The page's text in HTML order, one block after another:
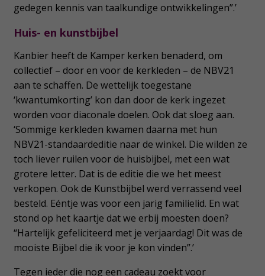
gedegen kennis van taalkundige ontwikkelingen”.’
Huis- en kunstbijbel
Kanbier heeft de Kamper kerken benaderd, om
collectief – door en voor de kerkleden – de NBV21
aan te schaffen. De wettelijk toegestane
‘kwantumkorting’ kon dan door de kerk ingezet
worden voor diaconale doelen. Ook dat sloeg aan.
‘Sommige kerkleden kwamen daarna met hun
NBV21-standaardeditie naar de winkel. Die wilden ze
toch liever ruilen voor de huisbijbel, met een wat
grotere letter. Dat is de editie die we het meest
verkopen. Ook de Kunstbijbel werd verrassend veel
besteld. Eéntje was voor een jarig familielid. En wat
stond op het kaartje dat we erbij moesten doen?
“Hartelijk gefeliciteerd met je verjaardag! Dit was de
mooiste Bijbel die ik voor je kon vinden”.’
Tegen ieder die nog een cadeau zoekt voor